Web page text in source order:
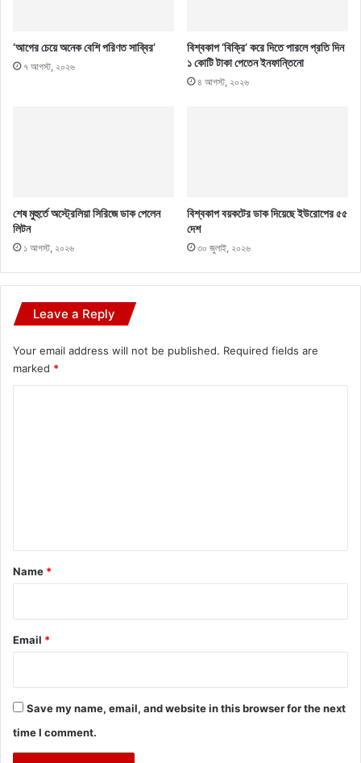
‘আগের চেয়ে অনেক বেশি পরিণত সাব্বির’
৭ আগস্ট, ২০২৬
বিশ্বকাপ ‘বিক্রি’ করে দিতে পারলে প্রতি দিন
১ কোটি টাকা পেতেন ইনফান্তিনো
৪ আগস্ট, ২০২৬
শেষ মুহুর্তে অস্ট্রেলিয়া সিরিজে ডাক পেলেন
লিটন
১ আগস্ট, ২০২৬
বিশ্বকাপ বয়কটের ডাক দিয়েছে ইউরোপের ৫৫
দেশ
৩০ জুলাই, ২০২৬
Leave a Reply
Your email address will not be published. Required fields are
marked *
*
Name *
Email *
Save my name, email, and website in this browser for the next
time I comment.